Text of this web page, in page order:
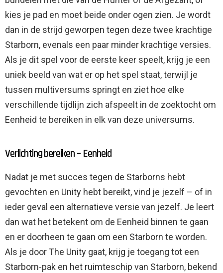
kies je pad en moet beide onder ogen zien. Je wordt
dan in de strijd geworpen tegen deze twee krachtige
Starborn, evenals een paar minder krachtige versies.
Als je dit spel voor de eerste keer speelt, krijg je een
uniek beeld van wat er op het spel staat, terwijl je
tussen multiversums springt en ziet hoe elke
verschillende tijdlijn zich afspeelt in de zoektocht om
Eenheid te bereiken in elk van deze universums.
Verlichting bereiken – Eenheid
Nadat je met succes tegen de Starborns hebt
gevochten en Unity hebt bereikt, vind je jezelf – of in
ieder geval een alternatieve versie van jezelf. Je leert
dan wat het betekent om de Eenheid binnen te gaan
en er doorheen te gaan om een ​​Starborn te worden.
Als je door The Unity gaat, krijg je toegang tot een
Starborn-pak en het ruimteschip van Starborn, bekend